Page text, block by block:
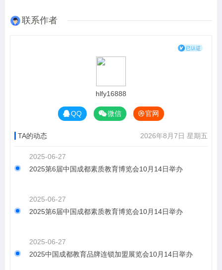
联系作者
hlfy16888
QQ 微信 官网
TA的动态 2026年8月7日 星期五
2025-06-27
2025第6届中国成都素质教育博览会10月14日举办
2025-06-27
2025第6届中国成都素质教育博览会10月14日举办
2025-06-27
2025中国成都教育品牌连锁加盟展览会10月14日举办